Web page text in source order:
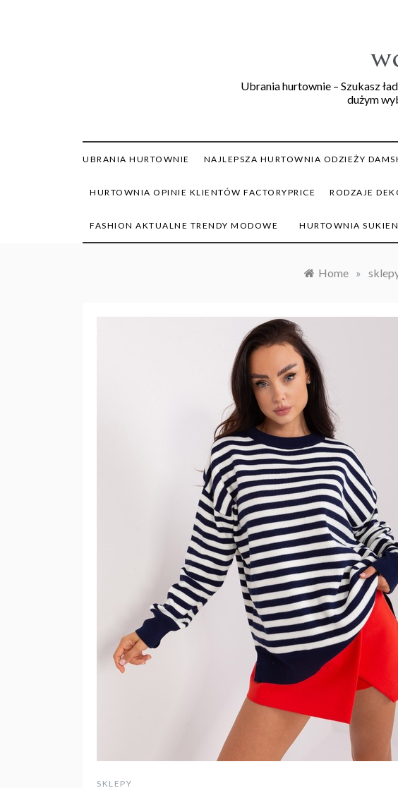
Ubrania hurtownie – Szukasz
dużym
UBRANIA HURTOWNIE NAJLEPSZA HURTOWNIA ODZIEŻY
HURTOWNIA OPINIE KLIENTÓW FACTORYPRICE RODZAJE
FASHION AKTUALNE TRENDY MODOWE HURTOWNIA
Home »
SKLEPY